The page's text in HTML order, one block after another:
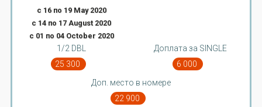
с 16 по 19 May 2020
с 14 по 17 August 2020
с 01 по 04 October 2020
1/2 DBL
25 300
Доплата за SINGLE
6 000
Доп. место в номере
22 900